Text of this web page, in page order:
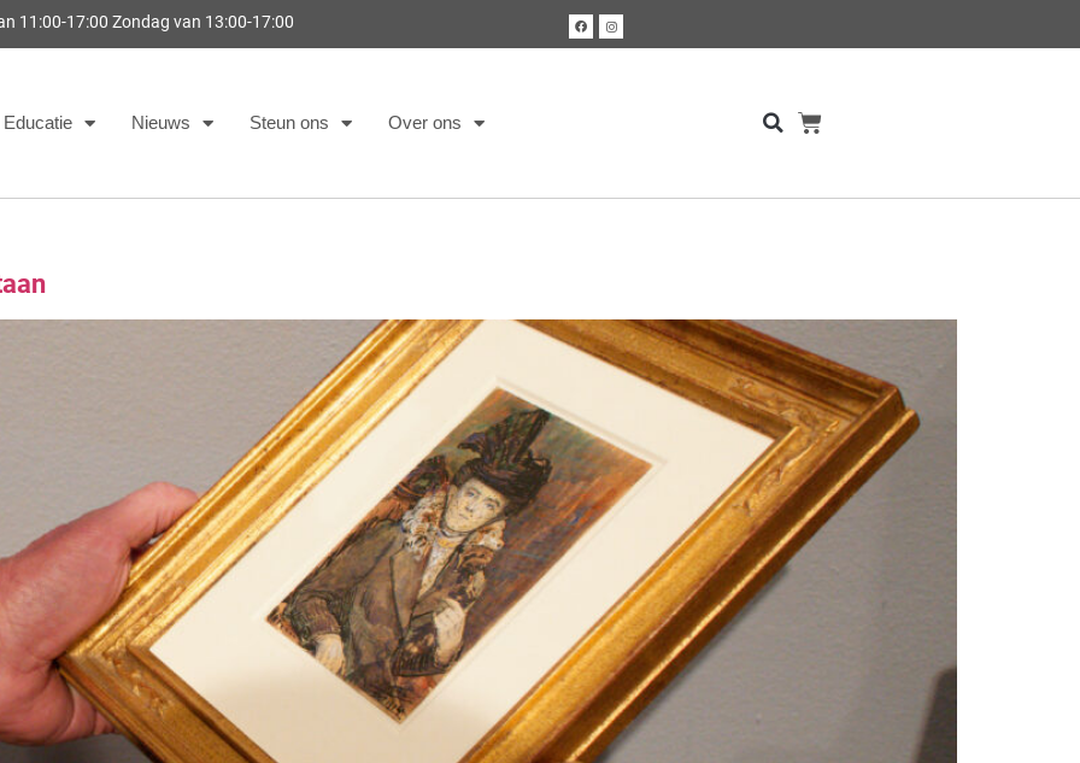
11:00-17:00 Zondag van 13:00-17:00
Educatie Nieuws Steun ons Over ons